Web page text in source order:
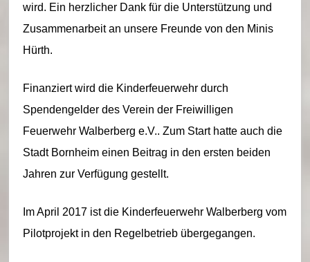
wird. Ein herzlicher Dank für die Unterstützung und
Zusammenarbeit an unsere Freunde von den Minis
Hürth.
Finanziert wird die Kinderfeuerwehr durch
Spendengelder des Verein der Freiwilligen
Feuerwehr Walberberg e.V.. Zum Start hatte auch die
Stadt Bornheim einen Beitrag in den ersten beiden
Jahren zur Verfügung gestellt.
Im April 2017 ist die Kinderfeuerwehr Walberberg vom
Pilotprojekt in den Regelbetrieb übergegangen.